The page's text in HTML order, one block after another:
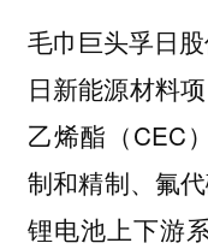
毛巾巨头孚日
日新能源材料
乙烯酯（CEC
制和精制、氟
锂电池上下游